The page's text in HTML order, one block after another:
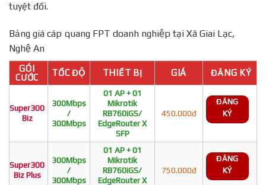
tuyệt đối.
Bảng giá cáp quang FPT doanh nghiệp tại Xã Giai Lạc,
Nghệ An
GÓI
CƯỚC
TỐC ĐỘ THIẾT BỊ GIÁ ĐĂNG KÝ
Super300
Biz
300Mbps
/
300Mbps
01 AP + 01
Mikrotik
RB760iGS/
EdgeRouter X
SFP
450.000đ
ĐĂNG
KÝ
Super300
Biz Plus
300Mbps
/
300Mbps
01 AP + 01
Mikrotik
RB760iGS/
EdgeRouter X
750.000đ
ĐĂNG
KÝ